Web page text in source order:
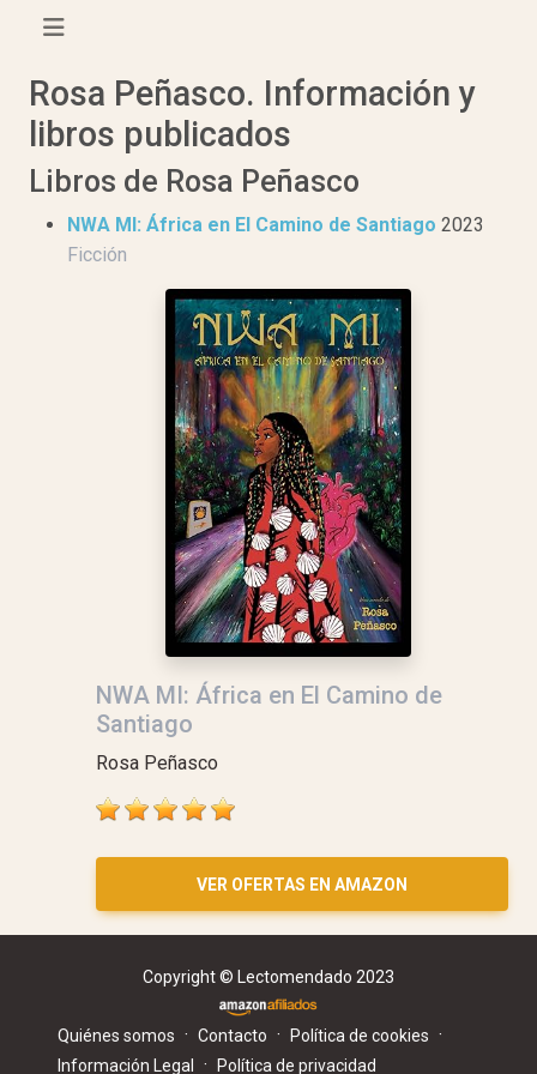
Rosa Peñasco. Información y
libros publicados
Libros de Rosa Peñasco
NWA MI: África en El Camino de Santiago 2023
Ficción
NWA MI: África en El Camino de
Santiago
Rosa Peñasco
VER OFERTAS EN AMAZON
Copyright © Lectomendado 2023
Quiénes somos · Contacto · Política de cookies ·
Información Legal · Política de privacidad